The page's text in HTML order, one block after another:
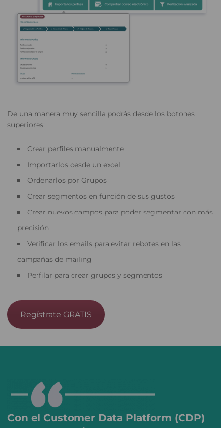
De una manera muy sencilla podrás desde los botones
superiores:
Crear perfiles manualmente
Importarlos desde un excel
Ordenarlos por Grupos
Crear segmentos en función de sus gustos
Crear nuevos campos para poder segmentar con más
precisión
Verificar los emails para evitar rebotes en las
campañas de mailing
Perfilar para crear grupos y segmentos
Regístrate GRATIS
Con el Customer Data Platform (CDP)